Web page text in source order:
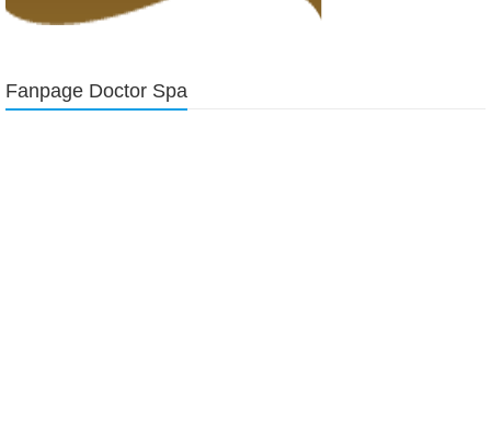
Fanpage Doctor Spa